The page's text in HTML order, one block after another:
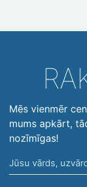
Mēs vienmēr
mums apkārt,
nozīmīgas!
Jūsu
vārds,